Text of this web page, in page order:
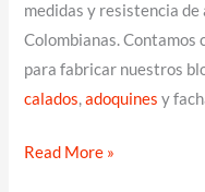
medidas y resistencia de
Colombianas.
para fabricar nuestros
calados,adoquines y
¿Cómo
Read More »